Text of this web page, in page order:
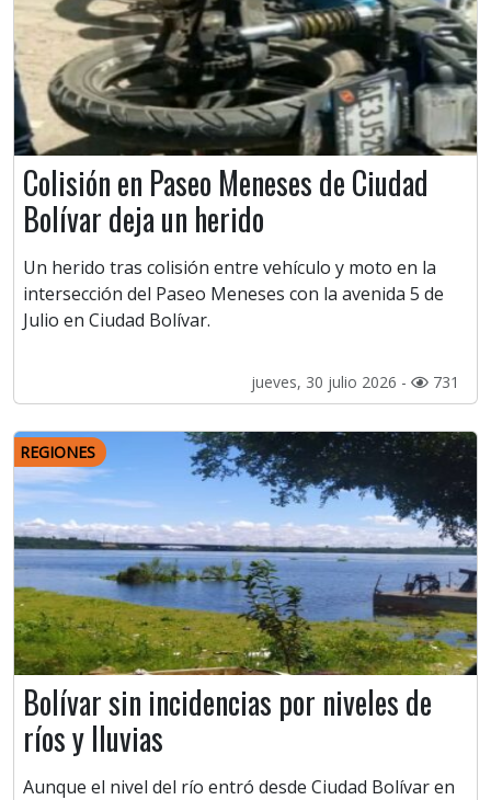
Colisión en Paseo Meneses de Ciudad
Bolívar deja un herido
Un herido tras colisión entre vehículo y moto en la
intersección del Paseo Meneses con la avenida 5 de
Julio en Ciudad Bolívar.
jueves, 30 julio 2026 - 731
REGIONES
Bolívar sin incidencias por niveles de
ríos y lluvias
Aunque el nivel del río entró desde Ciudad Bolívar en